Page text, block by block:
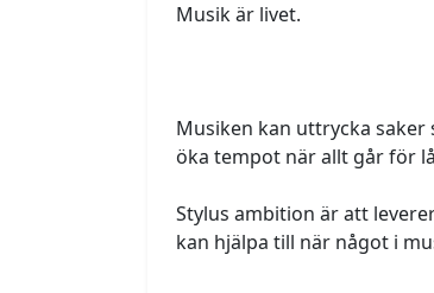
Musik är livet.
Musiken kan uttrycka
öka tempot när allt går för
Stylus ambition är att
kan hjälpa till när något i